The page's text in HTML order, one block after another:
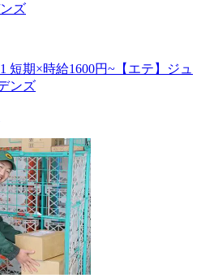
ズ
短期×時給1600円~【エテ】ジュ
ンズ